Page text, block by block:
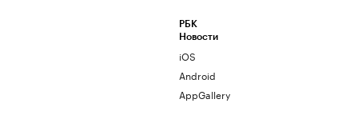
РБК
Новости
iOS
Android
AppGallery